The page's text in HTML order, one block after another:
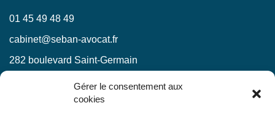
Gérer le consentement aux
cookies
01 45 49 48 49
cabinet@seban-avocat.fr
282 boulevard Saint-Germain